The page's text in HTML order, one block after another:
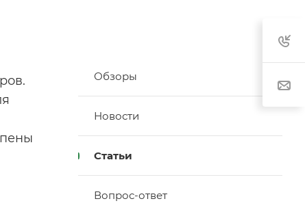
Обзоры
Новости
Статьи
Вопрос-ответ